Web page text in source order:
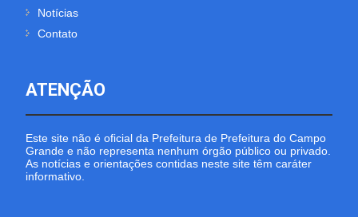
Notícias
Contato
ATENÇÃO
Este site não é oficial da Prefeitura de Prefeitura do Campo
Grande e não representa nenhum órgão público ou privado.
As notícias e orientações contidas neste site têm caráter
informativo.